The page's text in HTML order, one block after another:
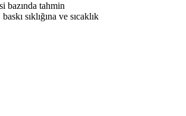
bazında tahmin
sıklığına ve sıcaklık